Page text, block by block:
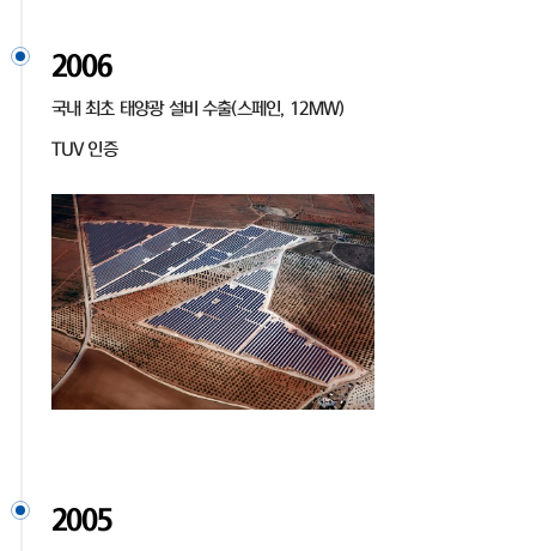
2006
국내 최초 태양광 설비 수출(스페인, 12MW)
TUV 인증
2005